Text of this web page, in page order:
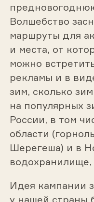
Волшебство
маршруты для
и места, от
можно
рекламы и в
зим, сколько
на популярных
России, в том
области
Шерегеша) и в
водохранилище,
Идея кампании
у нашей страны